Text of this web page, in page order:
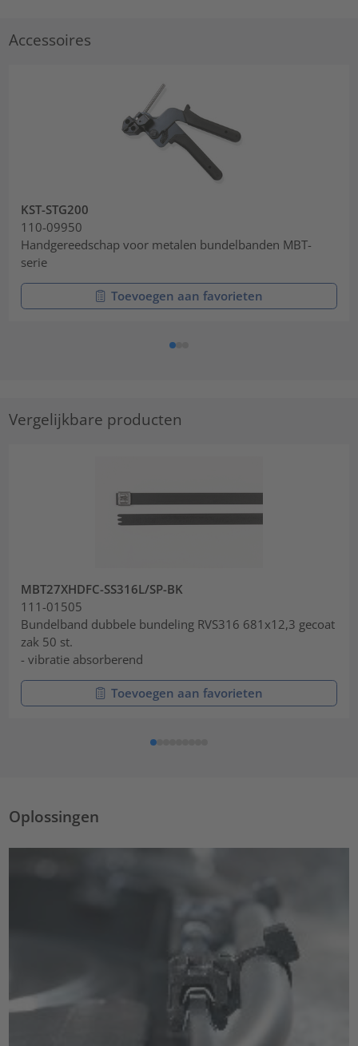
Accessoires
KST-STG200
110-09950
Handgereedschap voor metalen bundelbanden MBT-
serie
Toevoegen aan favorieten
Vergelijkbare producten
MBT27XHDFC-SS316L/SP-BK
111-01505
Bundelband dubbele bundeling RVS316 681x12,3 gecoat
zak 50 st.
- vibratie absorberend
Toevoegen aan favorieten
Oplossingen